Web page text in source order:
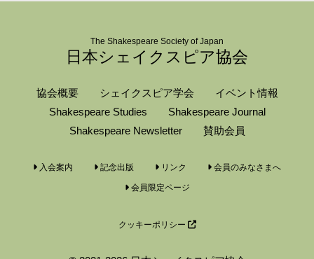
The Shakespeare Society of Japan
日本シェイクスピア協会
協会概要 シェイクスピア学会
イベント情報
Shakespeare Studies
Shakespeare Journal
Shakespeare Newsletter
賛助会員
入会案内 記念出版 リンク 会員のみなさまへ
会員限定ページ
クッキーポリシー